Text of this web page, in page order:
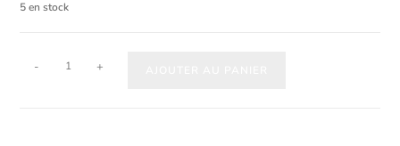
5 en stock
- +